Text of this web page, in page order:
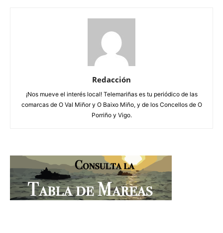
Redacción
¡Nos mueve el interés local! Telemariñas es tu periódico de las
comarcas de O Val Miñor y O Baixo Miño, y de los Concellos de O
Porriño y Vigo.